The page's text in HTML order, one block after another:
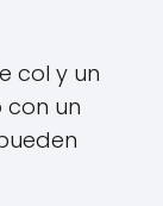
col y un
un